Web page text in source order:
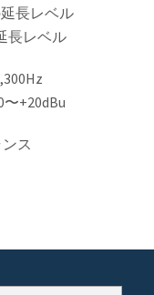
長レベル
長レベル
+20dBu
ス